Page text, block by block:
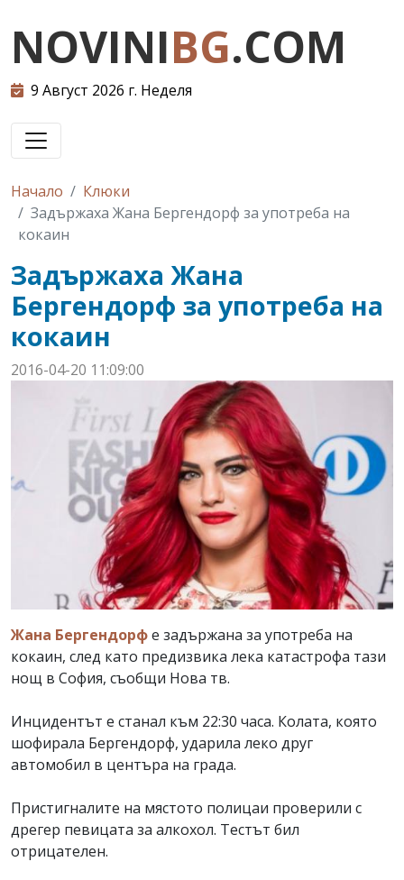
NOVINIBG.COM
9 Август 2026 г. Неделя
Начало
Клюки
Задържаха Жана Бергендорф за употреба на
кокаин
Задържаха Жана
Бергендорф за употреба на
кокаин
2016-04-20 11:09:00
Жана Бергендорфе задържана за употреба на
кокаин, след като предизвика лека катастрофа тази
нощ в София, съобщи Нова тв.
Инцидентът е станал към 22:30 часа. Колата, която
шофирала Бергендорф, ударила леко друг
автомобил в центъра на града.
Пристигналите на мястото полицаи проверили с
дрегер певицата за алкохол. Тестът бил
отрицателен.